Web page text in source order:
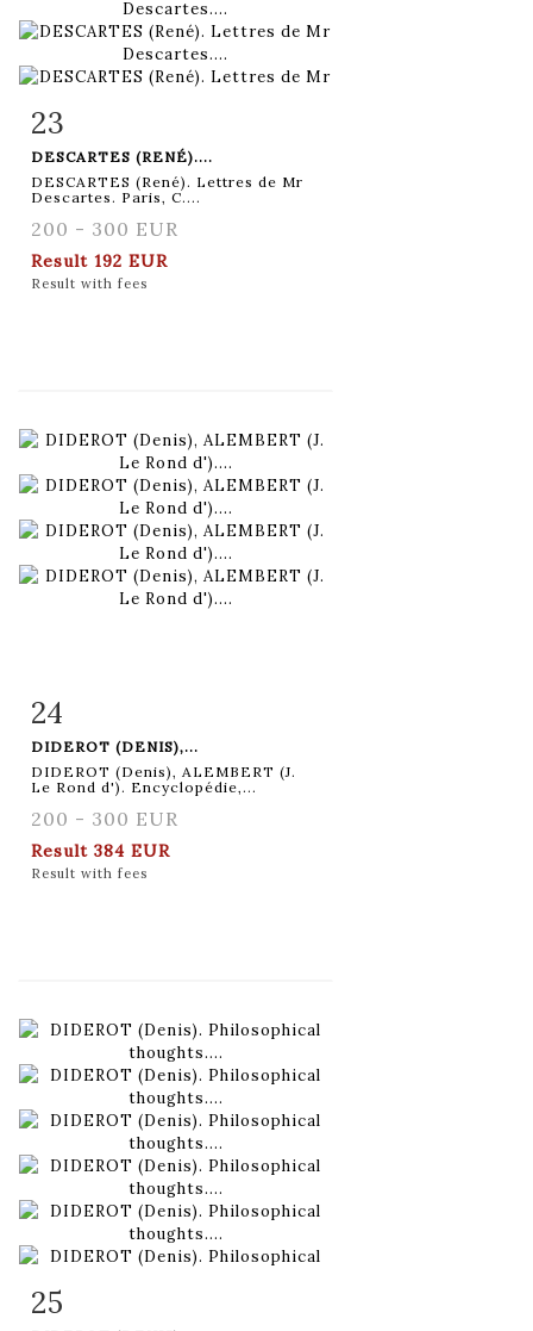
Item detail
23
DESCARTES (RENÉ)....
DESCARTES (René). Lettres de Mr
Descartes. Paris, C....
200 - 300 EUR
Result 192 EUR
Result with fees
Item detail
24
DIDEROT (DENIS),...
DIDEROT (Denis), ALEMBERT (J.
Le Rond d'). Encyclopédie,...
200 - 300 EUR
Result 384 EUR
Result with fees
Item detail
25